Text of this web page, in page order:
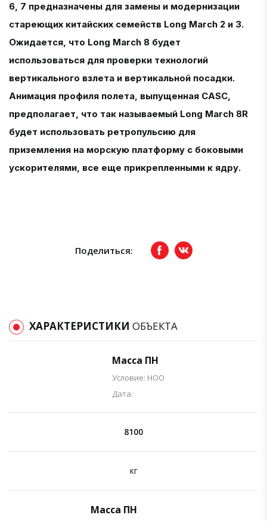
6, 7 предназначены для замены и модернизации
стареющих китайских семейств Long March 2 и 3.
Ожидается, что Long March 8 будет
использоваться для проверки технологий
вертикального взлета и вертикальной посадки.
Анимация профиля полета, выпущенная CASC,
предполагает, что так называемый Long March 8R
будет использовать ретропульсию для
приземления на морскую платформу с боковыми
ускорителями, все еще прикрепленными к ядру.
Поделиться: FacebookвКонтакте
ХАРАКТЕРИСТИКИ ОБЪЕКТА
Масса ПН
Условие: НОО
Дата:
8100
кг
Масса ПН